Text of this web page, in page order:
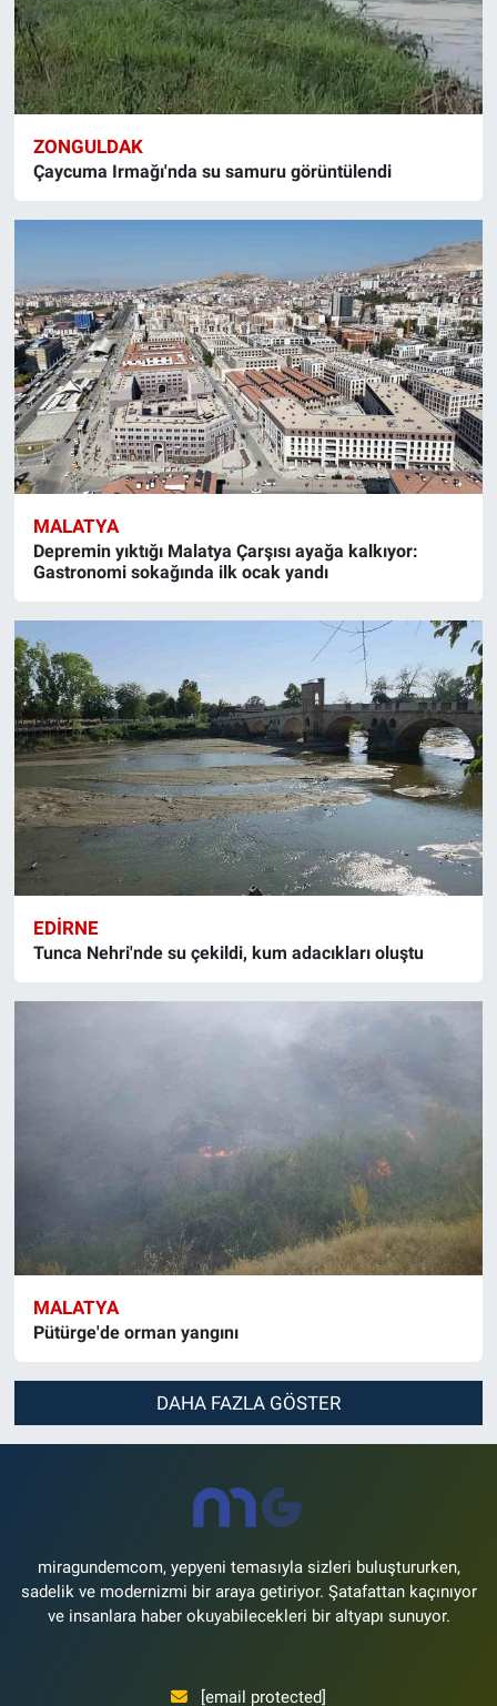
ZONGULDAK
Çaycuma Irmağı'nda su samuru görüntülendi
MALATYA
Depremin yıktığı Malatya Çarşısı ayağa kalkıyor:
Gastronomi sokağında ilk ocak yandı
EDIRNE
Tunca Nehri'nde su çekildi, kum adacıkları oluştu
MALATYA
Pütürge'de orman yangını
DAHA FAZLA GÖSTER
miragundemcom, yepyeni temasıyla sizleri buluştururken,
sadelik ve modernizmi bir araya getiriyor. Şatafattan kaçınıyor
ve insanlara haber okuyabilecekleri bir altyapı sunuyor.
[email protected]